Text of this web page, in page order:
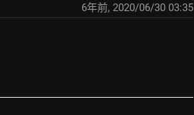
6年前, 2020/06/30 03:35